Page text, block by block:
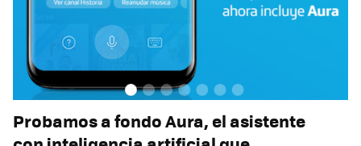
Probamos a fondo Aura, el asistente